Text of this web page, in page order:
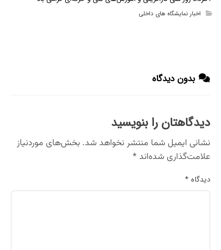
اخبار نمایشگاه های داخلی
بدون دیدگاه
دیدگاهتان را بنویسید
نشانی ایمیل شما منتشر نخواهد شد. بخش‌های موردنیاز
علامت‌گذاری شده‌اند*
دیدگاه*